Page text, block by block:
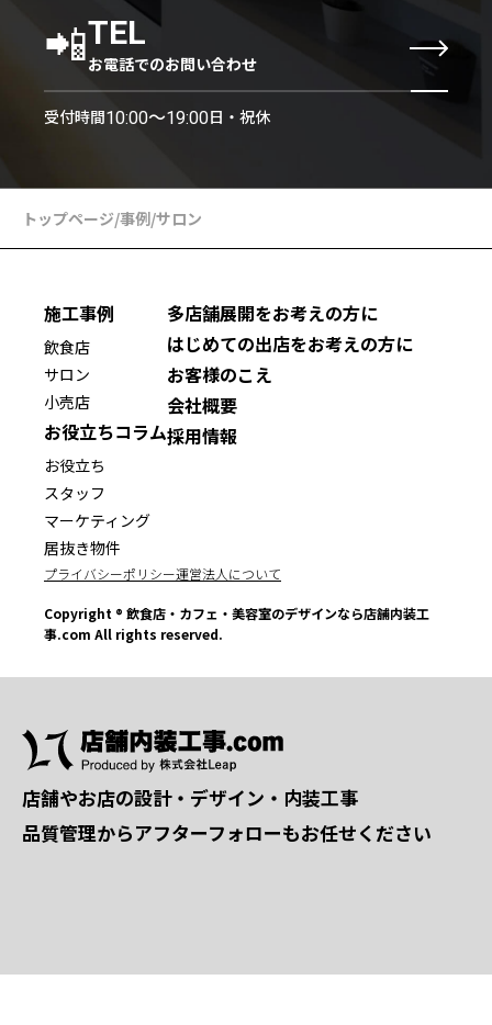
📲TEL
お電話でのお問い合わせ
受付時間10:00〜19:00日・祝休
トップページ/事例/サロン
施工事例
飲食店
サロン
小売店
お役立ちコラム
お役立ち
スタッフ
マーケティング
居抜き物件
多店舗展開をお考えの方に
はじめての出店をお考えの方に
お客様のこえ
会社概要
採用情報
プライバシーポリシー運営法人について
Copyright ® 飲食店・カフェ・美容室のデザインなら店舗内装工
事.com All rights reserved.
店舗やお店の設計・デザイン・内装工事
品質管理からアフターフォローもお任せください